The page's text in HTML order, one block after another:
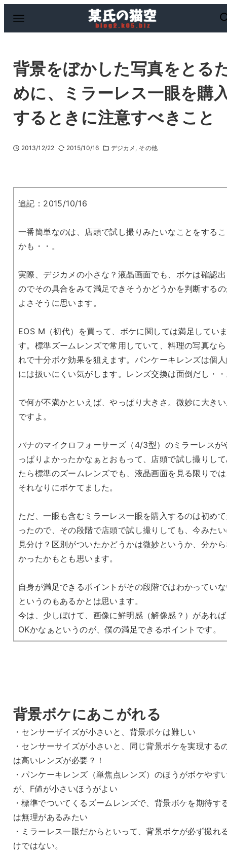
背景をぼかした写真をとる
めに、ミラーレス一眼を購
するときに注意すべきこと
2013/12/22 2015/10/16 デジカメ その他
追記：2015/10/16
一番簡単なのは、店頭で試し撮りみたいなことをする
かも・・。
実際、デジカメの小さな？液晶画面でも、ボケは確認
のでその具合をみて満足できそうかどうかを判断する
よさそうに思います。
EOS M（初代）を買って、ボケに関しては満足してい
す。標準ズームレンズで常用していて、料理の写真な
れで十分ボケ効果を狙えます。パンケーキレンズは個
には扱いにくい気がします。レンズ交換は面倒だし・
で何が不満かといえば、やっぱり大きさ。微妙に大き
ですよ。
パナのマイクロフォーサーズ（4/3型）のミラーレスが
っぱりよかったかなぁとおもって、店頭で試し撮りし
たら標準のズームレンズでも、液晶画面を見る限りで
それなりにボケてました。
ただ、一眼も含むミラーレス一眼を購入するのは初め
ったので、その段階で店頭で試し撮りしても、今みた
見分け？区別がついたかどうかは微妙というか、分か
かったかもとも思います。
自身が満足できるポイントがその段階ではわかってい
というのもあるかとは思います。
今は、少しぼけて、画像に鮮明感（解像感？）があれば
OKかなぁというのが、僕の満足できるポイントです。
背景ボケにあこがれる
・センサーザイズが小さいと、背景ボケは難しい
・センサーサイズが小さいと、同じ背景ボケを実現する
は高いレンズが必要？！
・パンケーキレンズ（単焦点レンズ）のほうがボケやす
が、F値が小さいほうがよい
・標準でついてくるズームレンズで、背景ボケを期待す
は無理があるみたい
・ミラーレス一眼だからといって、背景ボケが必ず撮れ
けではない。